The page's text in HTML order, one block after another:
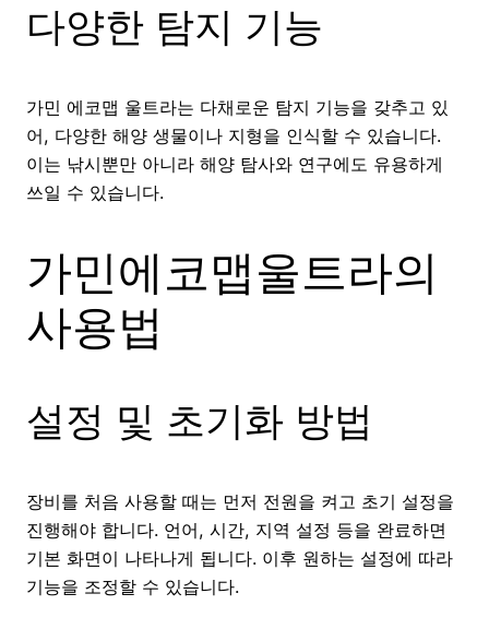
다양한 탐지 기능
가민 에코맵 울트라는 다채로운 탐지 기능을 갖추고 있
어, 다양한 해양 생물이나 지형을 인식할 수 있습니다.
이는 낚시뿐만 아니라 해양 탐사와 연구에도 유용하게
쓰일 수 있습니다.
가민에코맵울트라의
사용법
설정 및 초기화 방법
장비를 처음 사용할 때는 먼저 전원을 켜고 초기 설정을
진행해야 합니다. 언어, 시간, 지역 설정 등을 완료하면
기본 화면이 나타나게 됩니다. 이후 원하는 설정에 따라
기능을 조정할 수 있습니다.